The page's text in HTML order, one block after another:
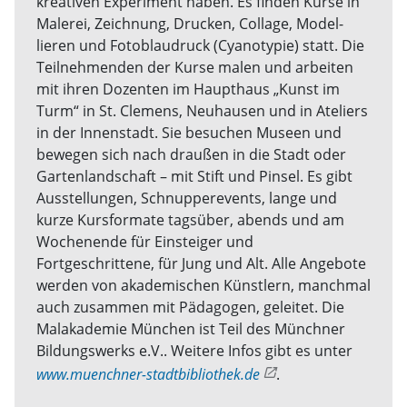
Malerei, Zeichnung, Drucken, Collage, Model­
lieren und Fotoblaudruck (Cyanotypie) statt. Die
Teilnehmenden der Kurse malen und arbeiten
mit ihren Dozenten im Haupthaus „Kunst im
Turm“ in St. Clemens, Neuhausen und in Ateliers
in der Innenstadt. Sie besuchen Museen und
bewegen sich nach draußen in die Stadt oder
Gartenlandschaft – mit Stift und Pinsel. Es gibt
Ausstellungen, Schnupperevents, lange und
kurze Kursformate tagsüber, abends und am
Wochenende für Ein­steiger und
Fortgeschrittene, für Jung und Alt. Alle Angebote
werden von akademischen Künstlern, manchmal
auch zusammen mit Pädagogen, geleitet. Die
Malakademie München ist Teil des Münchner
Bildungs­werks e.V.. Weitere Infos gibt es unter
www.muenchner-stadtbibliothek.de
.